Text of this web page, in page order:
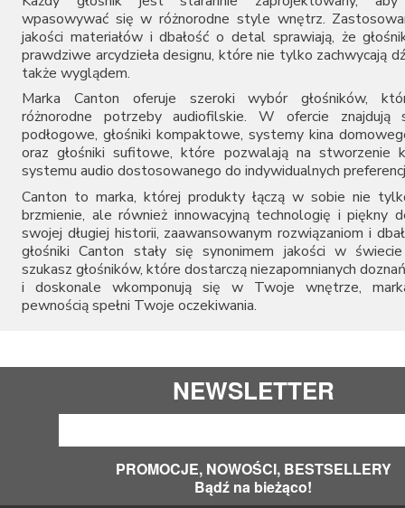
wpasowywać się w różnorodne style wnętrz.
jakości materiałów i dbałość o detal sprawiają, że
prawdziwe arcydzieła designu, które nie tylko zachwycają
także wyglądem.
Marka Canton oferuje szeroki wybór głośników,
różnorodne potrzeby audiofilskie. W ofercie znajdują
podłogowe, głośniki kompaktowe, systemy kina
oraz głośniki sufitowe, które pozwalają na stworzenie
systemu audio dostosowanego do indywidualnych
Canton to marka, której produkty łączą w sobie nie
brzmienie, ale również innowacyjną technologię i piękny
swojej długiej historii, zaawansowanym rozwiązaniom i
głośniki Canton stały się synonimem jakości w
szukasz głośników, które dostarczą niezapomnianych
i doskonale wkomponują się w Twoje wnętrze,
pewnością spełni Twoje oczekiwania.
NEWSLETTER
PROMOCJE, NOWOŚCI, BESTSELLERY
Bądź na bieżąco!